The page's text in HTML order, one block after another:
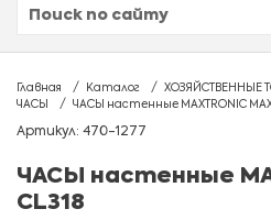
Главная Каталог ХОЗЯЙСТВЕННЫЕ
ЧАСЫ
ЧАСЫ настенные MAXTRONIC
Артикул: 470-1277
ЧАСЫ настенные
CL318